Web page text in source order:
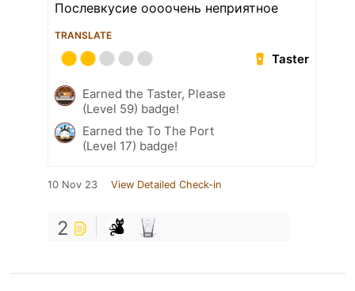
Послевкусие оооочень неприятное
TRANSLATE
Taster
Earned the Taster, Please
(Level 59) badge!
Earned the To The Port
(Level 17) badge!
10 Nov 23 View Detailed Check-in
2